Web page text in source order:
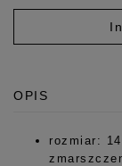
OPIS
rozmiar: